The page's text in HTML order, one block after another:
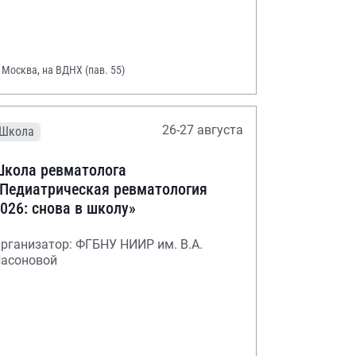
Москва, на ВДНХ (пав. 55)
Школа 26-27 августа
ревматолога
ревматология
снова в школу»
ФГБНУ НИИР им. В.А.